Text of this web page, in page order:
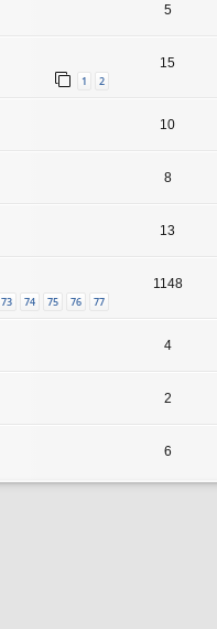
5
1 2
15
10
8
13
73 74 75 76 77
1148
4
2
6